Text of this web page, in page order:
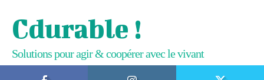
Cdurable !
Solutions pour agir & coopérer avec le vivant